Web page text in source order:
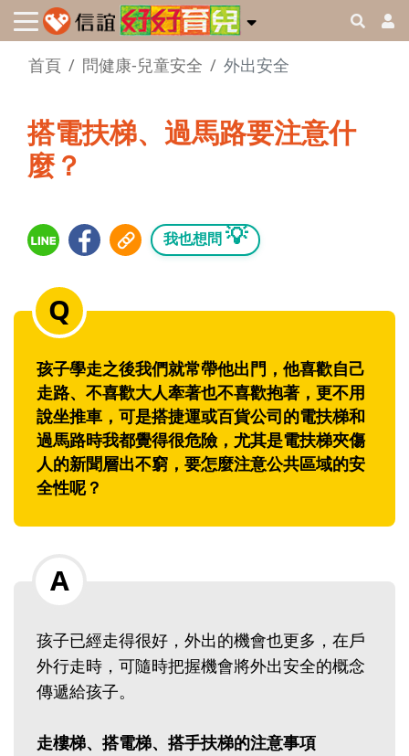
首頁 問健康-兒童安全 外出安全
搭電扶梯、過馬路要注意什
麼？
我也想問 💡
孩子學走之後我們就常帶他出門，他喜歡自己
走路、不喜歡大人牽著也不喜歡抱著，更不用
說坐推車，可是搭捷運或百貨公司的電扶梯和
過馬路時我都覺得很危險，尤其是電扶梯夾傷
人的新聞層出不窮，要怎麼注意公共區域的安
全性呢？
孩子已經走得很好，外出的機會也更多，在戶
外行走時，可隨時把握機會將外出安全的概念
傳遞給孩子。
走樓梯、搭電梯、搭手扶梯的注意事項